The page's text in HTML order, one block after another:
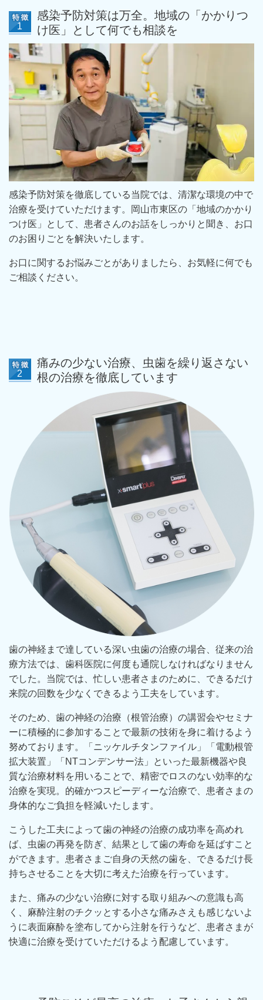
感染予防対策は万全。地域の「かかりつ
け医」として何でも相談を
感染予防対策を徹底している当院では、清潔な環境の中で
治療を受けていただけます。岡山市東区の「地域のかかり
つけ医」として、患者さんのお話をしっかりと聞き、お口
のお困りごとを解決いたします。
お口に関するお悩みごとがありましたら、お気軽に何でも
ご相談ください。
痛みの少ない治療、虫歯を繰り返さない
根の治療を徹底しています
歯の神経まで達している深い虫歯の治療の場合、従来の治
療方法では、歯科医院に何度も通院しなければなりません
でした。当院では、忙しい患者さまのために、できるだけ
来院の回数を少なくできるよう工夫をしています。
そのため、歯の神経の治療（根管治療）の講習会やセミナ
ーに積極的に参加することで最新の技術を身に着けるよう
努めております。「ニッケルチタンファイル」「電動根管
拡大装置」「NTコンデンサー法」といった最新機器や良
質な治療材料を用いることで、精密でロスのない効率的な
治療を実現。的確かつスピーディーな治療で、患者さまの
身体的なご負担を軽減いたします。
こうした工夫によって歯の神経の治療の成功率を高めれ
ば、虫歯の再発を防ぎ、結果として歯の寿命を延ばすこと
ができます。患者さまご自身の天然の歯を、できるだけ長
持ちさせることを大切に考えた治療を行っています。
また、痛みの少ない治療に対する取り組みへの意識も高
く、麻酔注射のチクッとする小さな痛みさえも感じないよ
うに表面麻酔を塗布してから注射を行うなど、患者さまが
快適に治療を受けていただけるよう配慮しています。